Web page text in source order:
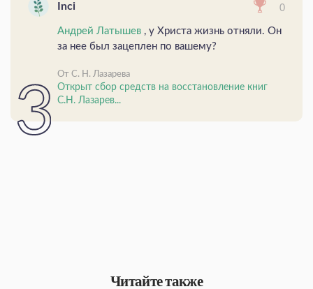
Inci 0
Андрей Латышев , у Христа жизнь отняли. Он
за нее был зацеплен по вашему?
От С. Н. Лазарева
Открыт сбор средств на восстановление книг
С.Н. Лазарев...
Читайте также